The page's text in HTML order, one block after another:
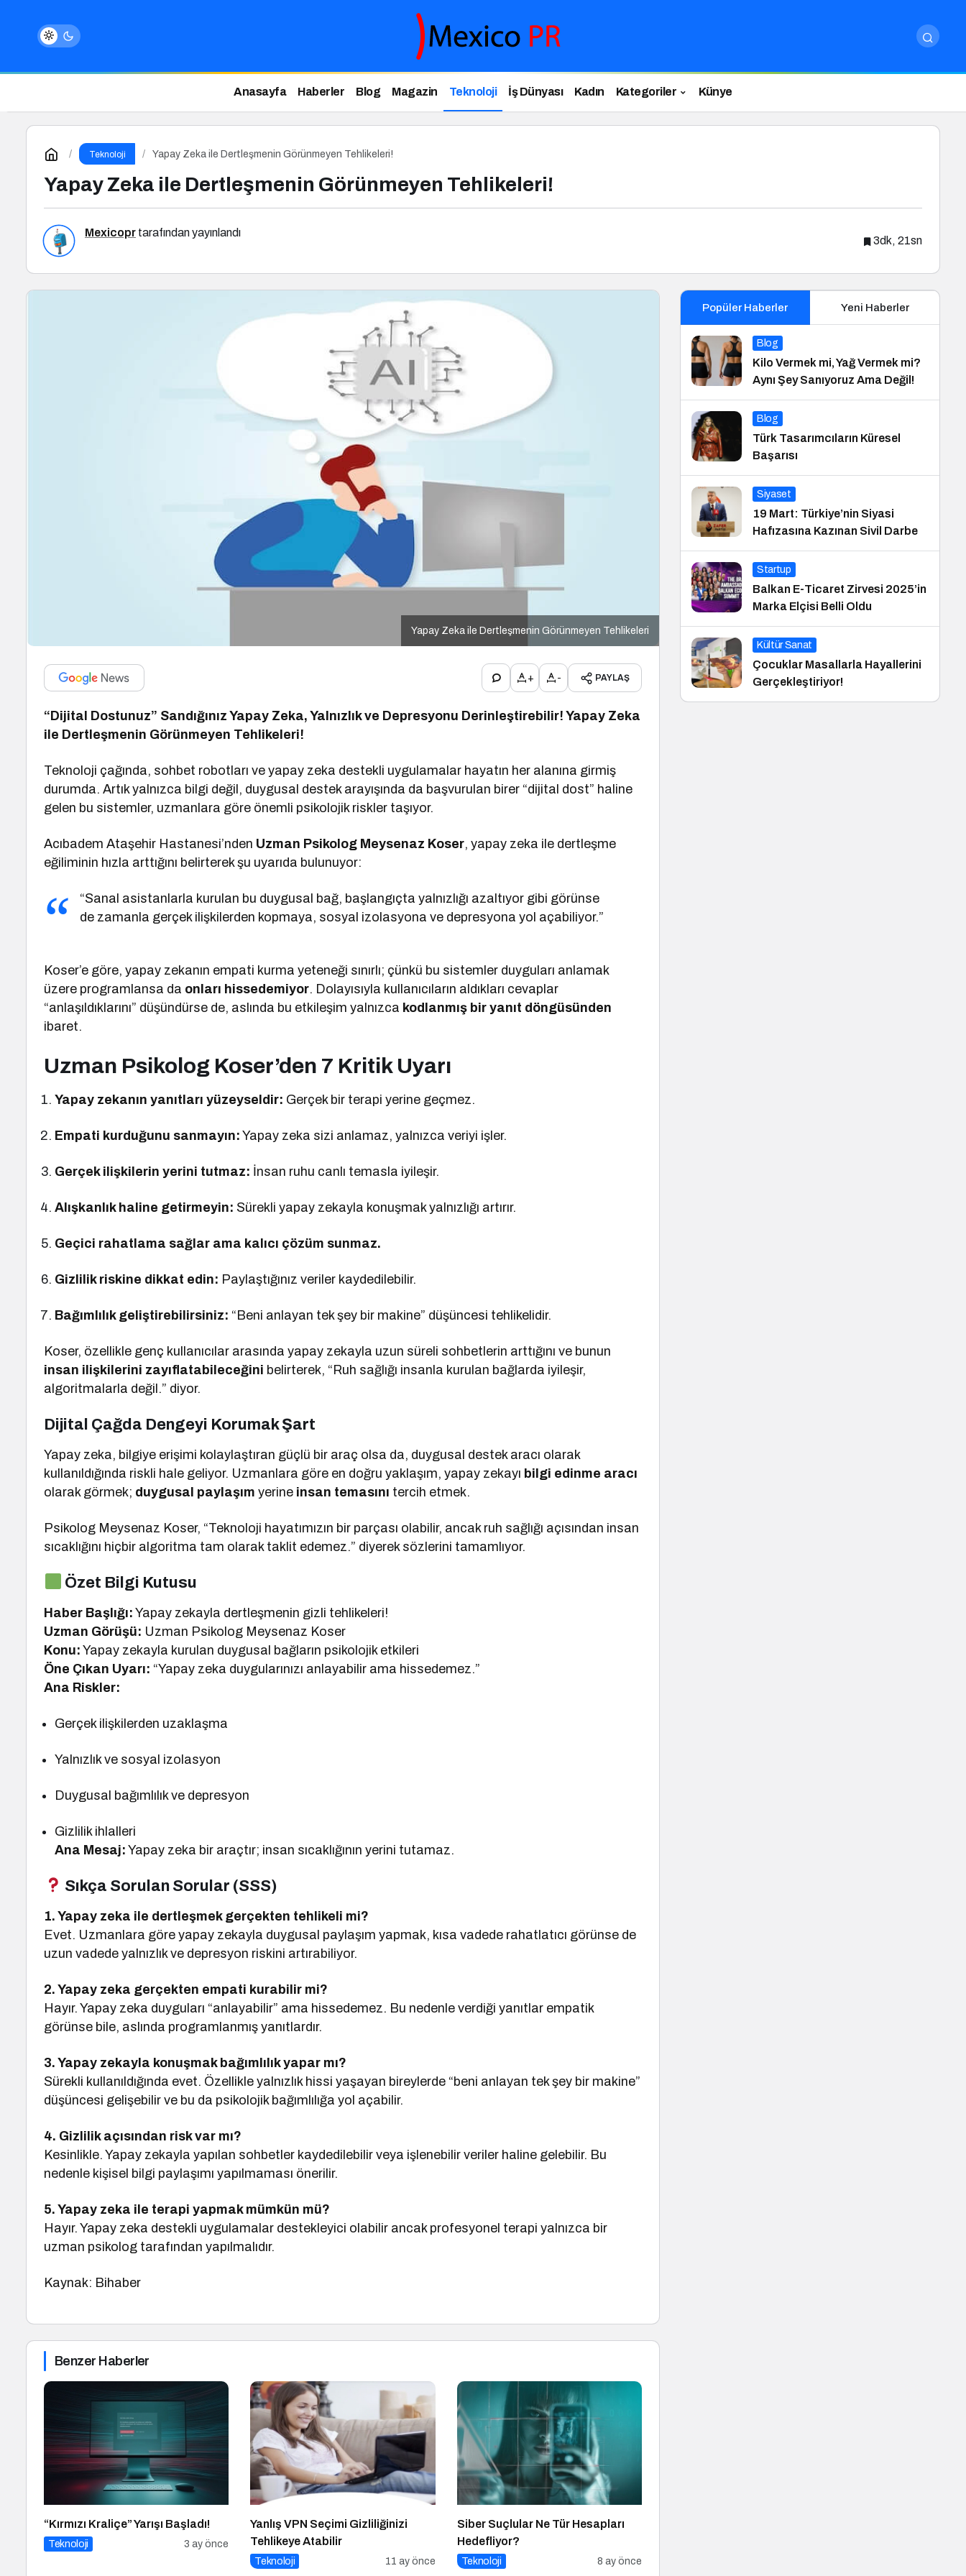
Anasayfa Haberler Blog Magazin Teknoloji İş Dünyası Kadın Kategoriler Künye
Teknoloji Yapay Zeka ile Dertleşmenin Görünmeyen Tehlikeleri!
Yapay Zeka ile Dertleşmenin Görünmeyen Tehlikeleri!
Mexicopr tarafından yayınlandı
3dk, 21sn
Yapay Zeka ile Dertleşmenin Görünmeyen Tehlikeleri
+ - PAYLAŞ
“Dijital Dostunuz” Sandığınız Yapay Zeka, Yalnızlık ve Depresyonu Derinleştirebilir! Yapay Zeka
ile Dertleşmenin Görünmeyen Tehlikeleri!
Teknoloji çağında, sohbet robotları ve yapay zeka destekli uygulamalar hayatın her alanına girmiş
durumda. Artık yalnızca bilgi değil, duygusal destek arayışında da başvurulan birer “dijital dost” haline
gelen bu sistemler, uzmanlara göre önemli psikolojik riskler taşıyor.
Acıbadem Ataşehir Hastanesi’nden Uzman Psikolog Meysenaz Koser, yapay zeka ile dertleşme
eğiliminin hızla arttığını belirterek şu uyarıda bulunuyor:
“Sanal asistanlarla kurulan bu duygusal bağ, başlangıçta yalnızlığı azaltıyor gibi görünse
de zamanla gerçek ilişkilerden kopmaya, sosyal izolasyona ve depresyona yol açabiliyor.”
Koser’e göre, yapay zekanın empati kurma yeteneği sınırlı; çünkü bu sistemler duyguları anlamak
üzere programlansa da onları hissedemiyor. Dolayısıyla kullanıcıların aldıkları cevaplar
“anlaşıldıklarını” düşündürse de, aslında bu etkileşim yalnızca kodlanmış bir yanıt döngüsünden
ibaret.
Uzman Psikolog Koser’den 7 Kritik Uyarı
Yapay zekanın yanıtları yüzeyseldir: Gerçek bir terapi yerine geçmez.
Empati kurduğunu sanmayın: Yapay zeka sizi anlamaz, yalnızca veriyi işler.
Gerçek ilişkilerin yerini tutmaz: İnsan ruhu canlı temasla iyileşir.
Alışkanlık haline getirmeyin: Sürekli yapay zekayla konuşmak yalnızlığı artırır.
Geçici rahatlama sağlar ama kalıcı çözüm sunmaz.
Gizlilik riskine dikkat edin: Paylaştığınız veriler kaydedilebilir.
Bağımlılık geliştirebilirsiniz: “Beni anlayan tek şey bir makine” düşüncesi tehlikelidir.
Koser, özellikle genç kullanıcılar arasında yapay zekayla uzun süreli sohbetlerin arttığını ve bunun
insan ilişkilerini zayıflatabileceğini belirterek, “Ruh sağlığı insanla kurulan bağlarda iyileşir,
algoritmalarla değil.” diyor.
Dijital Çağda Dengeyi Korumak Şart
Yapay zeka, bilgiye erişimi kolaylaştıran güçlü bir araç olsa da, duygusal destek aracı olarak
kullanıldığında riskli hale geliyor. Uzmanlara göre en doğru yaklaşım, yapay zekayı bilgi edinme aracı
olarak görmek; duygusal paylaşım yerine insan temasını tercih etmek.
Psikolog Meysenaz Koser, “Teknoloji hayatımızın bir parçası olabilir, ancak ruh sağlığı açısından insan
sıcaklığını hiçbir algoritma tam olarak taklit edemez.” diyerek sözlerini tamamlıyor.
Özet Bilgi Kutusu
Haber Başlığı: Yapay zekayla dertleşmenin gizli tehlikeleri!
Uzman Görüşü: Uzman Psikolog Meysenaz Koser
Konu: Yapay zekayla kurulan duygusal bağların psikolojik etkileri
Öne Çıkan Uyarı: “Yapay zeka duygularınızı anlayabilir ama hissedemez.”
Ana Riskler:
Gerçek ilişkilerden uzaklaşma
Yalnızlık ve sosyal izolasyon
Duygusal bağımlılık ve depresyon
Gizlilik ihlalleri
Ana Mesaj: Yapay zeka bir araçtır; insan sıcaklığının yerini tutamaz.
Sıkça Sorulan Sorular (SSS)
1. Yapay zeka ile dertleşmek gerçekten tehlikeli mi?
Evet. Uzmanlara göre yapay zekayla duygusal paylaşım yapmak, kısa vadede rahatlatıcı görünse de
uzun vadede yalnızlık ve depresyon riskini artırabiliyor.
2. Yapay zeka gerçekten empati kurabilir mi?
Hayır. Yapay zeka duyguları “anlayabilir” ama hissedemez. Bu nedenle verdiği yanıtlar empatik
görünse bile, aslında programlanmış yanıtlardır.
3. Yapay zekayla konuşmak bağımlılık yapar mı?
Sürekli kullanıldığında evet. Özellikle yalnızlık hissi yaşayan bireylerde “beni anlayan tek şey bir makine”
düşüncesi gelişebilir ve bu da psikolojik bağımlılığa yol açabilir.
4. Gizlilik açısından risk var mı?
Kesinlikle. Yapay zekayla yapılan sohbetler kaydedilebilir veya işlenebilir veriler haline gelebilir. Bu
nedenle kişisel bilgi paylaşımı yapılmaması önerilir.
5. Yapay zeka ile terapi yapmak mümkün mü?
Hayır. Yapay zeka destekli uygulamalar destekleyici olabilir ancak profesyonel terapi yalnızca bir
uzman psikolog tarafından yapılmalıdır.
Kaynak: Bihaber
Benzer Haberler
“Kırmızı Kraliçe” Yarışı Başladı!
Teknoloji 3 ay önce
Yanlış VPN Seçimi Gizliliğinizi
Tehlikeye Atabilir
Teknoloji 11 ay önce
Siber Suçlular Ne Tür Hesapları
Hedefliyor?
Teknoloji 8 ay önce
Popüler Haberler Yeni Haberler
Blog
Kilo Vermek mi, Yağ Vermek mi?
Aynı Şey Sanıyoruz Ama Değil!
Blog
Türk Tasarımcıların Küresel
Başarısı
Siyaset
19 Mart: Türkiye’nin Siyasi
Hafızasına Kazınan Sivil Darbe
Startup
Balkan E-Ticaret Zirvesi 2025’in
Marka Elçisi Belli Oldu
Kültür Sanat
Çocuklar Masallarla Hayallerini
Gerçekleştiriyor!